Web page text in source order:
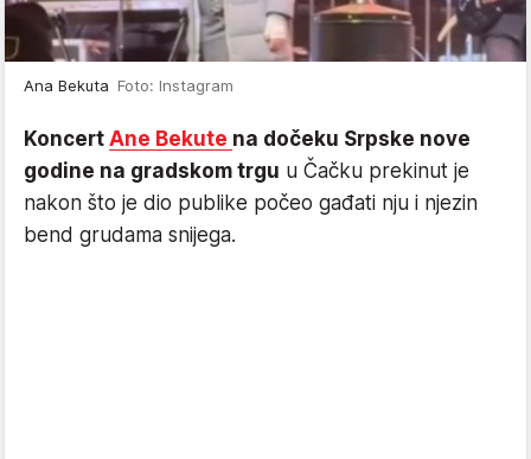
Ana Bekuta Foto: Instagram
Koncert Ane Bekute na dočeku Srpske nove
godine na gradskom trgu u Čačku prekinut je
nakon što je dio publike počeo gađati nju i njezin
bend grudama snijega.